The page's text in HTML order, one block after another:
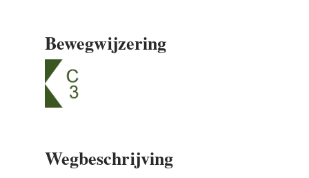
Bewegwijzering
Wegbeschrijving